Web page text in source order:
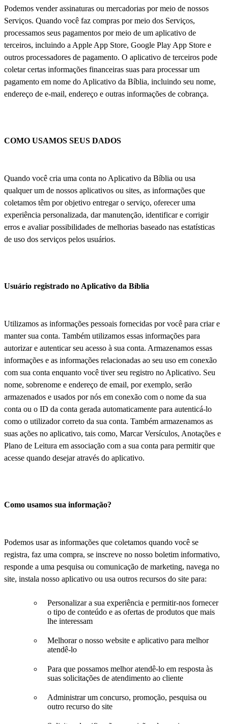
Podemos vender assinaturas ou mercadorias por meio de nossos
Serviços. Quando você faz compras por meio dos Serviços,
processamos seus pagamentos por meio de um aplicativo de
terceiros, incluindo a Apple App Store, Google Play App Store e
outros processadores de pagamento. O aplicativo de terceiros pode
coletar certas informações financeiras suas para processar um
pagamento em nome do Aplicativo da Bíblia, incluindo seu nome,
endereço de e-mail, endereço e outras informações de cobrança.
COMO USAMOS SEUS DADOS
Quando você cria uma conta no Aplicativo da Bíblia ou usa
qualquer um de nossos aplicativos ou sites, as informações que
coletamos têm por objetivo entregar o serviço, oferecer uma
experiência personalizada, dar manutenção, identificar e corrigir
erros e avaliar possibilidades de melhorias baseado nas estatísticas
de uso dos serviços pelos usuários.
Usuário registrado no Aplicativo da Bíblia
Utilizamos as informações pessoais fornecidas por você para criar e
manter sua conta. Também utilizamos essas informações para
autorizar e autenticar seu acesso à sua conta. Armazenamos essas
informações e as informações relacionadas ao seu uso em conexão
com sua conta enquanto você tiver seu registro no Aplicativo. Seu
nome, sobrenome e endereço de email, por exemplo, serão
armazenados e usados por nós em conexão com o nome da sua
conta ou o ID da conta gerada automaticamente para autenticá-lo
como o utilizador correto da sua conta. Também armazenamos as
suas ações no aplicativo, tais como, Marcar Versículos, Anotações e
Plano de Leitura em associação com a sua conta para permitir que
acesse quando desejar através do aplicativo.
Como usamos sua informação?
Podemos usar as informações que coletamos quando você se
registra, faz uma compra, se inscreve no nosso boletim informativo,
responde a uma pesquisa ou comunicação de marketing, navega no
site, instala nosso aplicativo ou usa outros recursos do site para:
Personalizar a sua experiência e permitir-nos fornecer
o tipo de conteúdo e as ofertas de produtos que mais
lhe interessam
Melhorar o nosso website e aplicativo para melhor
atendê-lo
Para que possamos melhor atendê-lo em resposta às
suas solicitações de atendimento ao cliente
Administrar um concurso, promoção, pesquisa ou
outro recurso do site